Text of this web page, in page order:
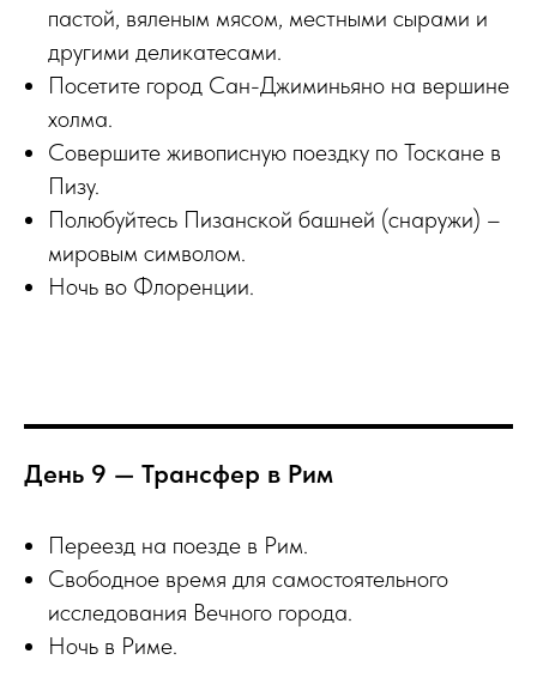
пастой, вяленым мясом, местными сырами и
другими деликатесами.
Посетите город Сан-Джиминьяно на вершине
холма.
Совершите живописную поездку по Тоскане в
Пизу.
Полюбуйтесь Пизанской башней (снаружи) –
мировым символом.
Ночь во Флоренции.
День 9 — Трансфер в Рим
Переезд на поезде в Рим.
Свободное время для самостоятельного
исследования Вечного города.
Ночь в Риме.